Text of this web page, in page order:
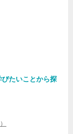
たいことから探